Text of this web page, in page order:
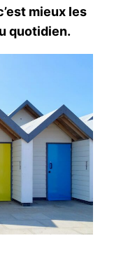
mieux les
quotidien.